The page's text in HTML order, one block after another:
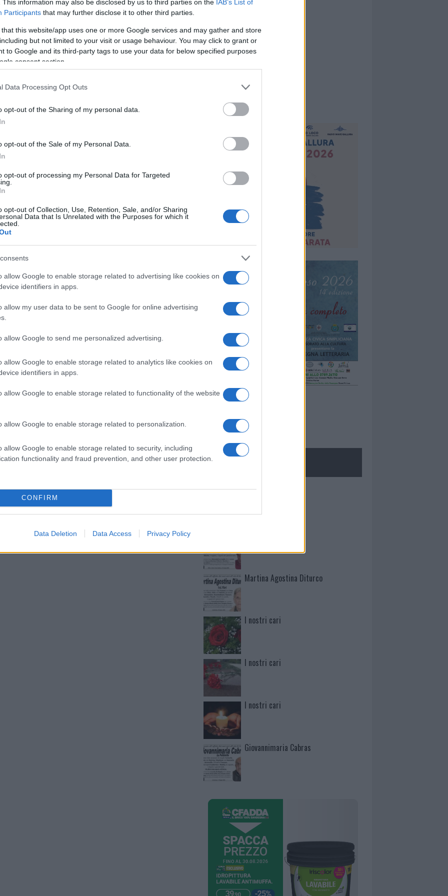
This information may also be disclosed by us to third parties on the IAB’s List of
Participants that may further disclose it to other third parties.
that this website/app uses one or more Google services and may gather and store
but not limited to your visit or usage behaviour. You may click to grant or
to Google and its third-party tags to use your data for below specified purposes
consent section.
Data Processing Opt Outs
opt-out of the Sharing of my personal data.
opt-out of the Sale of my Personal Data.
opt-out of processing my Personal Data for Targeted
opt-out of Collection, Use, Retention, Sale, and/or Sharing
Data that Is Unrelated with the Purposes for which it
allow Google to enable storage related to advertising like cookies on
identifiers in apps.
allow my user data to be sent to Google for online advertising
allow Google to send me personalized advertising.
allow Google to enable storage related to analytics like cookies on
identifiers in apps.
allow Google to enable storage related to functionality of the website
allow Google to enable storage related to personalization.
allow Google to enable storage related to security, including
functionality and fraud prevention, and other user protection.
CONFIRM
Data Deletion Data Access Privacy Policy
nella sezione
di GalluraOggi.it
i tuoi video e le tue foto
+39 345 356 7512
news daGoogle News
Prossimo articolo Mario Malu
Martina Agostina Diturco
I nostri cari
I nostri cari
I nostri cari
Giovannimaria Cabras